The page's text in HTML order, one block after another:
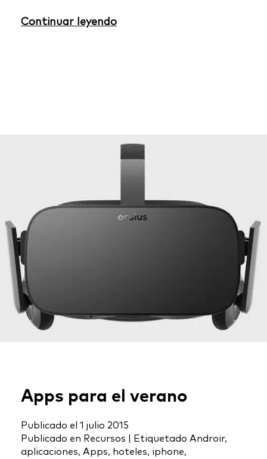
Continuar leyendo
Apps para el verano
Publicado el 1 julio 2015
Publicado en Recursos Etiquetado Androir,
aplicaciones, Apps, hoteles, iphone,